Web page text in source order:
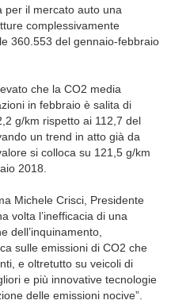
per il mercato auto una
complessivamente
360.553 del gennaio-febbraio
che la CO2 media
in febbraio è salita di
g/km rispetto ai 112,7 del
un trend in atto già da
si colloca su 121,5 g/km
2018.
Michele Crisci, Presidente
volta l’inefficacia di una
dell’inquinamento,
sulle emissioni di CO2 che
e oltretutto su veicoli di
e più innovative tecnologie
delle emissioni nocive”.